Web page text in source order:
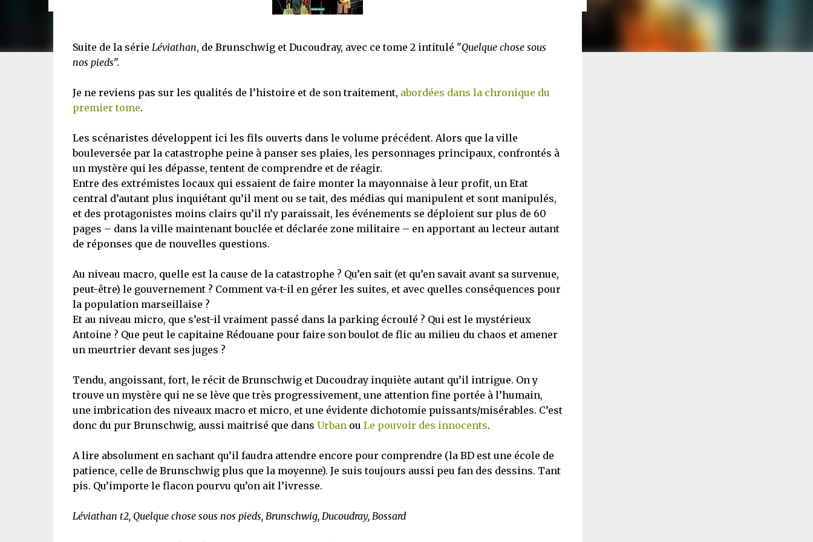
Suite de la série Léviathan, de Brunschwig et Ducoudray, avec ce tome 2 intitulé "Quelque chose sous
nos pieds".
Je ne reviens pas sur les qualités de l’histoire et de son traitement, abordées dans la chronique du
premier tome.
Les scénaristes développent ici les fils ouverts dans le volume précédent. Alors que la ville
bouleversée par la catastrophe peine à panser ses plaies, les personnages principaux, confrontés à
un mystère qui les dépasse, tentent de comprendre et de réagir.
Entre des extrémistes locaux qui essaient de faire monter la mayonnaise à leur profit, un Etat
central d’autant plus inquiétant qu’il ment ou se tait, des médias qui manipulent et sont manipulés,
et des protagonistes moins clairs qu’il n’y paraissait, les événements se déploient sur plus de 60
pages – dans la ville maintenant bouclée et déclarée zone militaire – en apportant au lecteur autant
de réponses que de nouvelles questions.
Au niveau macro, quelle est la cause de la catastrophe ? Qu’en sait (et qu’en savait avant sa survenue,
peut-être) le gouvernement ? Comment va-t-il en gérer les suites, et avec quelles conséquences pour
la population marseillaise ?
Et au niveau micro, que s’est-il vraiment passé dans la parking écroulé ? Qui est le mystérieux
Antoine ? Que peut le capitaine Rédouane pour faire son boulot de flic au milieu du chaos et amener
un meurtrier devant ses juges ?
Tendu, angoissant, fort, le récit de Brunschwig et Ducoudray inquiète autant qu’il intrigue. On y
trouve un mystère qui ne se lève que très progressivement, une attention fine portée à l’humain,
une imbrication des niveaux macro et micro, et une évidente dichotomie puissants/misérables. C’est
donc du pur Brunschwig, aussi maitrisé que dans Urbanou Le pouvoir des innocents.
A lire absolument en sachant qu’il faudra attendre encore pour comprendre (la BD est une école de
patience, celle de Brunschwig plus que la moyenne). Je suis toujours aussi peu fan des dessins. Tant
pis. Qu’importe le flacon pourvu qu’on ait l’ivresse.
Léviathan t2, Quelque chose sous nos pieds, Brunschwig, Ducoudray, Bossard